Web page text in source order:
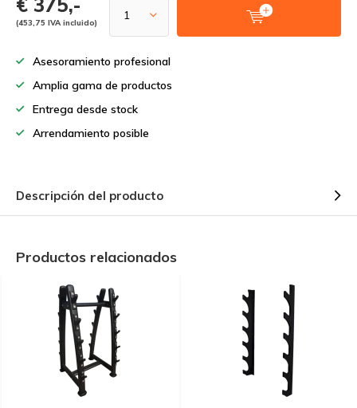
€ 375,-
(453,75 IVA incluido)
Asesoramiento profesional
Amplia gama de productos
Entrega desde stock
Arrendamiento posible
Descripción del producto
Productos relacionados